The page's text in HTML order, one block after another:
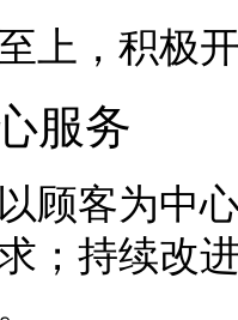
上，积极
服务
顾客为中
；持续改